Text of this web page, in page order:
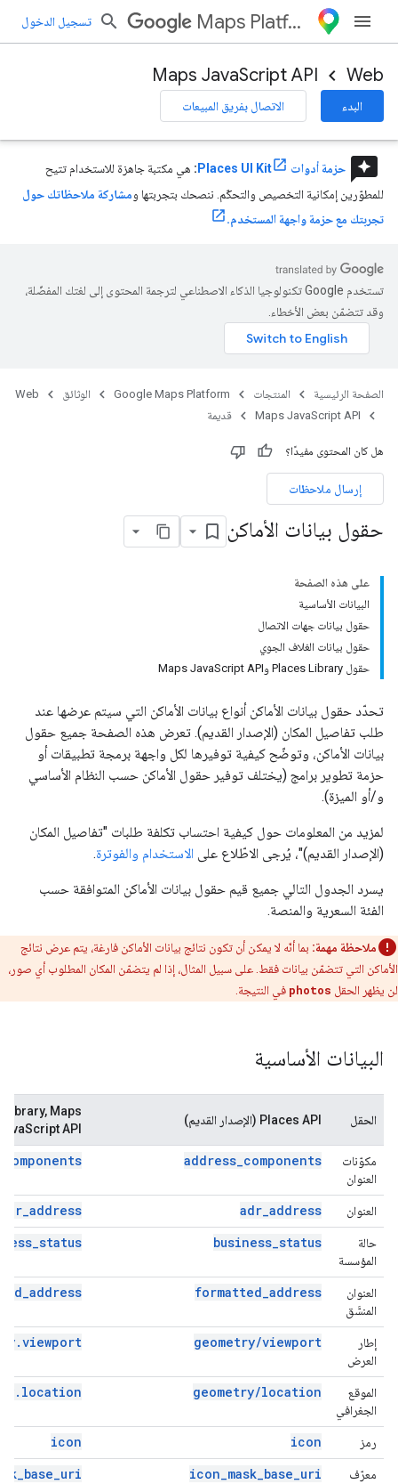
Maps Platform تسجيل الدخول
Web
Maps JavaScript API
البدء الاتصال بفريق المبيعات
reviews حزمة أدوات Places UI Kit : هي مكتبة جاهزة للاستخدام تتيح
للمطوّرين إمكانية التخصيص والتحكّم. ننصحك بتجربتها ومشاركة ملاحظاتك حول
تجربتك مع حزمة واجهة المستخدم.
تستخدم Google تكنولوجيا الذكاء الاصطناعي لترجمة المحتوى إلى لغتك المفضّلة،
وقد تتضمّن بعض الأخطاء.
الصفحة الرئيسية المنتجات Google Maps Platform الوثائق
Web
Maps JavaScript API
قديمة
هل كان المحتوى مفيدًا؟
إرسال ملاحظات
حقول بيانات الأماكن
على هذه الصفحة
البيانات الأساسية
حقول بيانات جهات الاتصال
حقول بيانات الغلاف الجوي
حقول Places Library وMaps JavaScript API
تحدّد حقول بيانات الأماكن أنواع بيانات الأماكن التي سيتم عرضها عند
طلب تفاصيل المكان (الإصدار القديم). تعرض هذه الصفحة جميع حقول
بيانات الأماكن، وتوضّح كيفية توفيرها لكل واجهة برمجة تطبيقات أو
حزمة تطوير برامج (يختلف توفير حقول الأماكن حسب النظام الأساسي
و/أو الميزة).
لمزيد من المعلومات حول كيفية احتساب تكلفة طلبات "تفاصيل المكان
(الإصدار القديم)"، يُرجى الاطّلاع على الاستخدام والفوترة.
يسرد الجدول التالي جميع قيم حقول بيانات الأماكن المتوافقة حسب
الفئة السعرية والمنصة.
ملاحظة مهمة: بما أنّه لا يمكن أن تكون نتائج بيانات الأماكن فارغة، يتم عرض نتائج
الأماكن التي تتضمّن بيانات فقط. على سبيل المثال، إذا لم يتضمّن المكان المطلوب أي صور،
لن يظهر الحقل photos في النتيجة.
البيانات الأساسية
الحقل Places API (الإصدار القديم)
Library, Maps
API
مكوّنات
العنوان
address_components
العنوان adr_address
adr_address
حالة
المؤسسة
business_status
العنوان
المنسَّق
formatted_address
إطار
العرض
geometry/viewport
الموقع
الجغرافي
geometry/location
رمز icon
icon
معرّف
icon_mask_base_uri